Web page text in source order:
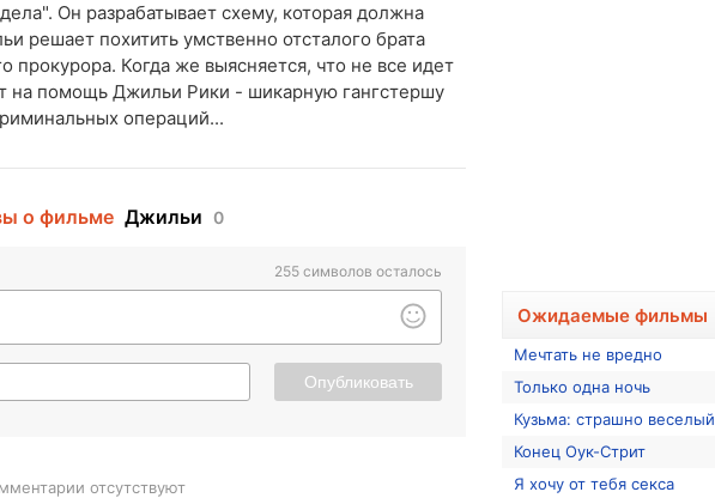
Он разрабатывает схему, которая должна
решает похитить умственно отсталого брата
прокурора. Когда же выясняется, что не все идет
на помощь Джильи Рики - шикарную гангстершу
операций...
о фильме Джильи 0
255 символов осталось
Опубликовать
отсутствуют
Ожидаемые фильмы
Мечтать не вредно
Только одна ночь
Кузьма: страшно веселый
Конец Оук-Стрит
Я хочу от тебя секса